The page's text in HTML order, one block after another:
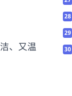
、又温
28
29
30